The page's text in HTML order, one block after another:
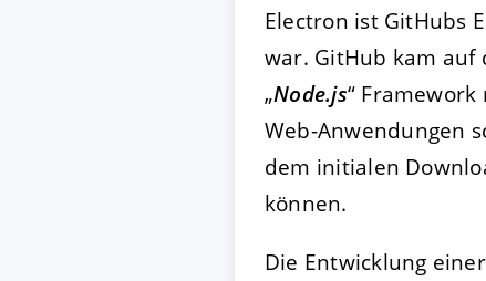
Electron ist GitHubs
war. GitHub kam auf
„Node.js“
Web-Anwendungen
dem initialen
können.
Die Entwicklung